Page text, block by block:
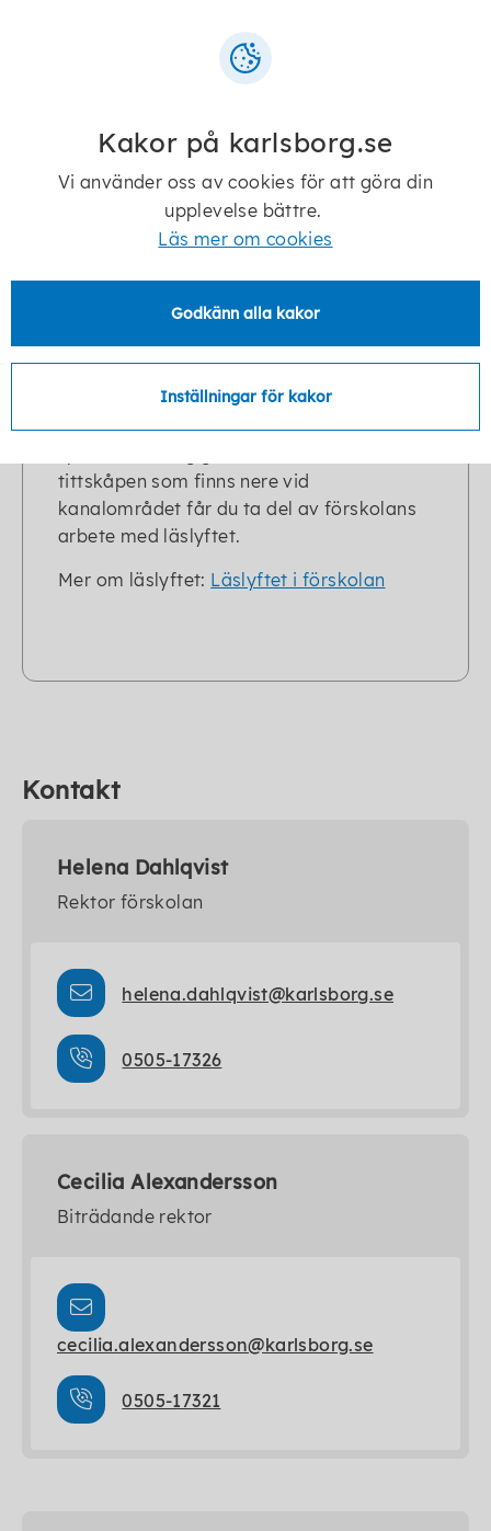
Förskolan Kvarnbäcken
Förskolan Kvarnbäcken ligger i ett
Läslyftet i förskolan
Förskolorna i Karlsborgs kommun deltar i
läslyftet via Skolverket. Läslyftet handlar
språkutvecklingen inom förskolan. I år har
personal och barn arbetat med
tittskåpen som finns nere vid
kanalområdet får du ta del av förskolans
arbete med läslyftet.
Mer om läslyftet: Läslyftet i förskolan
Kontakt
Helena Dahlqvist
Rektor förskolan
helena.dahlqvist@karlsborg.se
0505-17326
Cecilia Alexandersson
Biträdande rektor
cecilia.alexandersson@karlsborg.se
0505-17321
Kakor på karlsborg.se
Vi använder oss av cookies för att göra din
upplevelse bättre.
Läs mer om cookies
Godkänn alla kakor
Inställningar för kakor